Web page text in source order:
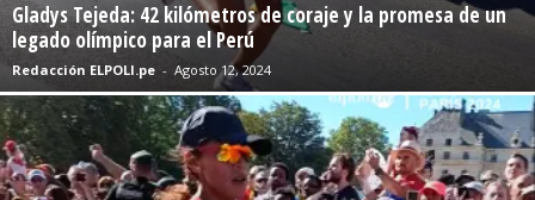
Gladys Tejeda: 42 kilómetros de coraje y la promesa de un
legado olímpico para el Perú
Redacción ELPOLI.pe - Agosto 12, 2024